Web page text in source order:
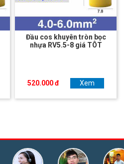
Đầu cos khuyên tròn bọc
nhựa RV5.5-8 giá TÔT
520.000 đ Xem